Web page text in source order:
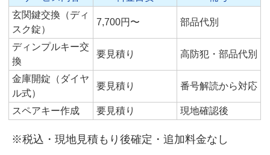
玄関鍵交換（ディ
スク錠）
7,700円〜 部品代別
ディンプルキー交
換
要見積り 高防犯・部品代別
金庫開錠（ダイヤ
ル式）
要見積り 番号解読から対応
スペアキー作成 要見積り 現地確認後
※税込・現地見積もり後確定・追加料金なし